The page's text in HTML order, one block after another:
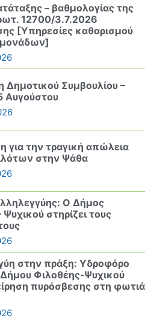
– βαθμολογίας της
12700/3.7.2026
[Υπηρεσίες καθαρισμού
Δημοτικού Συμβουλίου –
Αυγούστου
για την τραγική απώλεια
στην Ψάθα
Ο Δήμος
στηρίζει τους
στην πράξη: Υδροφόρο
Φιλοθέης-Ψυχικού
πυρόσβεσης στη φωτιά